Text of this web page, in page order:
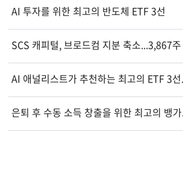
AI 투자를 위한 최고의 반도체 ETF 3선
SCS 캐피털, 브로드컴 지분 축소...3,867
AI 애널리스트가 추천하는 최고의 ETF 3
은퇴 후 수동 소득 창출을 위한 최고의 뱅